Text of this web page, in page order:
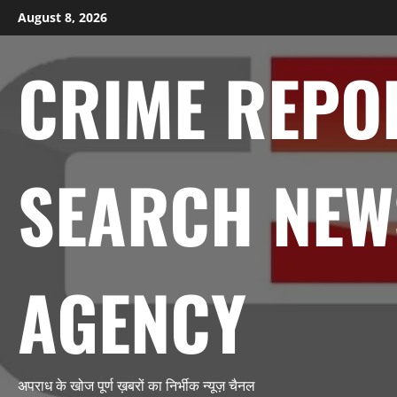
Skip
to
August 8, 2026
CRIME
SEARCH
AGENCY
अपराध के खोज पूर्ण ख़बरों का निर्भीक न्यूज़ चैनल